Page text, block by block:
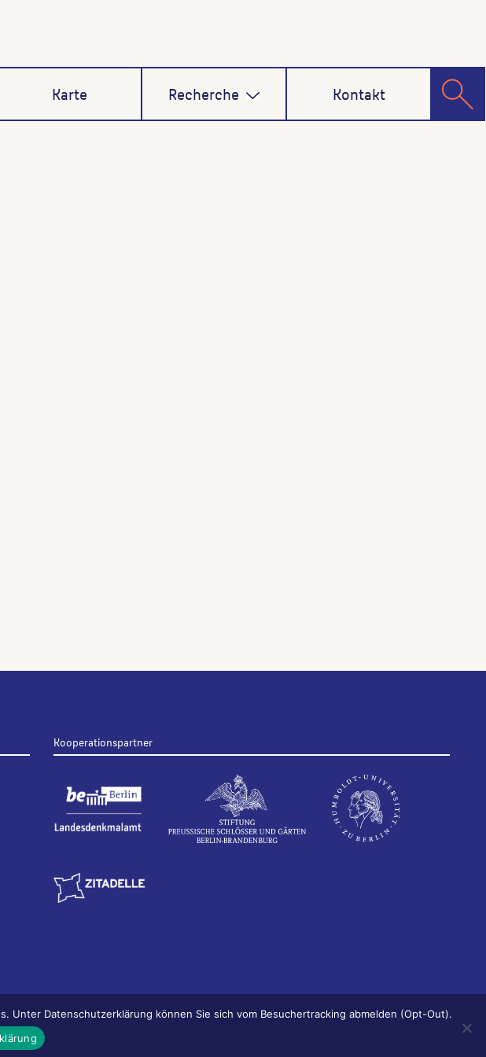
Karte Recherche Kontakt
Kooperationspartner
Unter Datenschutzerklärung können Sie sich vom Besuchertracking abmelden (Opt-Out).